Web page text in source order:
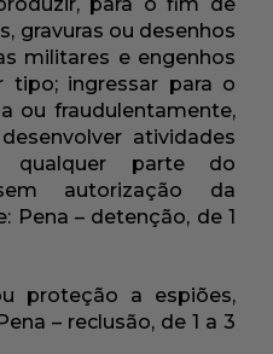
gravuras ou desenhos
militares e engenhos
tipo; ingressar para o
ou fraudulentamente,
atividades
qualquer parte do
autorização da
Pena – detenção, de 1
a espiões,
– reclusão, de 1 a 3